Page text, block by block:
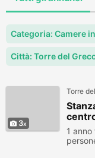
Categoria: Camere
Città: Torre del
3
Torre
1 anno